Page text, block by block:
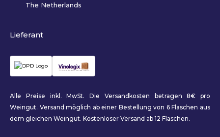
The Netherlands
Lieferant
Alle Preise inkl. MwSt. Die Versandkosten betragen 8€ pro
Weingut. Versand möglich ab einer Bestellung von 6 Flaschen aus
dem gleichen Weingut. Kostenloser Versand ab 12 Flaschen.